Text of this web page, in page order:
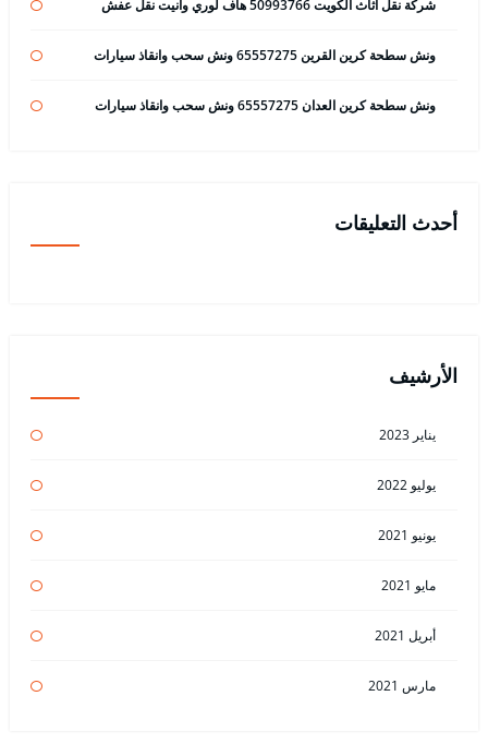
شركة نقل اثاث الكويت 50993766 هاف لوري وانيت نقل عفش
ونش سطحة كرين القرين 65557275 ونش سحب وانقاذ سيارات
ونش سطحة كرين العدان 65557275 ونش سحب وانقاذ سيارات
أحدث التعليقات
الأرشيف
يناير 2023
يوليو 2022
يونيو 2021
مايو 2021
أبريل 2021
مارس 2021